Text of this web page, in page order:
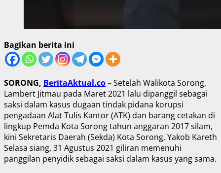
Bagikan berita ini
SORONG, BeritaAktual.co–Setelah Walikota Sorong,
Lambert Jitmau pada Maret 2021 lalu dipanggil sebagai
saksi dalam kasus dugaan tindak pidana korupsi
pengadaan Alat Tulis Kantor (ATK) dan barang cetakan di
lingkup Pemda Kota Sorong tahun anggaran 2017 silam,
kini Sekretaris Daerah (Sekda) Kota Sorong, Yakob Kareth
Selasa siang, 31 Agustus 2021 giliran memenuhi
panggilan penyidik sebagai saksi dalam kasus yang sama.